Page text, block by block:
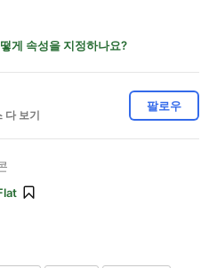
게 속성을 지정하나요?
다 보기
팔로우